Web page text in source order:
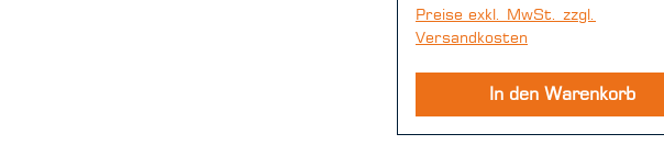
Preise exkl. MwSt. zzgl.
Versandkosten
In den Warenkorb